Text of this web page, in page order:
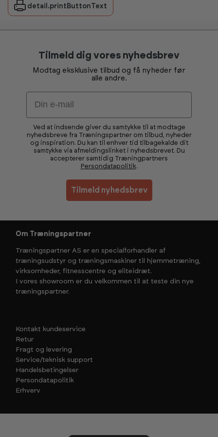
detail.printButtonText
Tilmeld dig vores nyhedsbrev
Modtag eksklusive tilbud og få nyheder før
alle andre.
Email
Ved at indsende giver du samtykke til at modtage
nyhedsbreve fra Træningspartner om tilbud, nyheder
og inspiration. Du kan til enhver tid tilbagekalde dit
samtykke via afmeldingslinket i nyhedsbrevet. Du
accepterer samtidig Træningpartners
Persondatapolitik.
Tilmeld nyhedsbrev
Om Træningspartner
Træningspartner AS er en specialforhandler af
træningsudstyr og træningsmaskiner til hjemmetræning,
virksomheder, fitnesscentre og eliteidræt.
I vores showroom er du velkommen til at teste din nye
træningspartner.
Kontakt kundeservice
Retur
Fragt og levering
Service/teknisk support
Handelsbetingelser
Persondatapolitik
Erhverv